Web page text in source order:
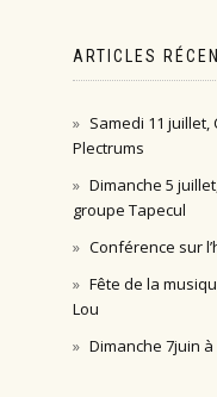
ARTICLES
Samedi 11
Plectrums
Dimanche 5
groupe Tapecul
Conférence sur
Fête de la
Lou
Dimanche 7juin